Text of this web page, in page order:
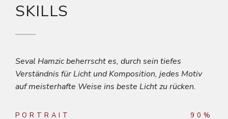
SKILLS
Seval Hamzic beherrscht es, durch sein tiefes
Verständnis für Licht und Komposition, jedes Motiv
auf meisterhafte Weise ins beste Licht zu rücken.
PORTRAIT 90%